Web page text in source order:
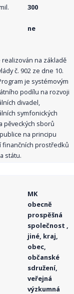
300
ne
realizován na základě
č. 902 ze dne 10.
je systémovým
podílu na rozvoji
divadel,
symfonických
pěveckých sborů
na principu
finančních prostředků
státu.
MK
obecně
prospěšná
společnost ,
jiné, kraj,
obec,
občanské
sdružení,
veřejná
výzkumná